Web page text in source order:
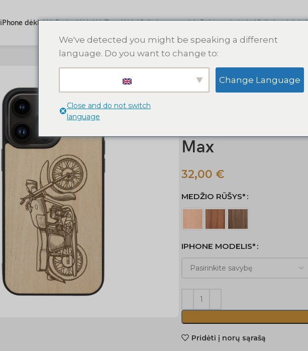
iPhone dėklaiAirPods dėklaiAirTag dėklaiOdinės apyrankėsRaktų pakabukaiOdinės
Pradžia Apple iPhone dėklai
Motociklas medinis iPhone dėklas.
Motociklas
iPhone 15 14
Max
32,00 €
MEDŽIO RŪŠYS*
IPHONE MODELIS*
Pridėti į norų sąrašą
We've detected you might be speaking a different
language. Do you want to change to:
Change Language
Close and do not switch
language